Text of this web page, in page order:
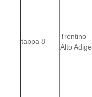
tappa 8
Trentino
Alto Adige